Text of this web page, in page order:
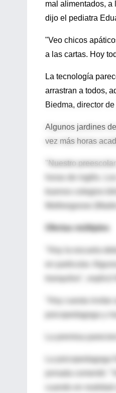
mal alimentados, a
dijo el pediatra
"Veo chicos
a las cartas. Hoy
La tecnología
arrastran a todos,
Biedma, director
Algunos jardines
vez más horas
"Nuestro
horas de inglés.
buenos colegios
Mothergoose
Ofertas múltiples
en particular.
tranquilos",
"Hoy cuesta
psicopedagoga y
La
jornada comentó:
cuando en